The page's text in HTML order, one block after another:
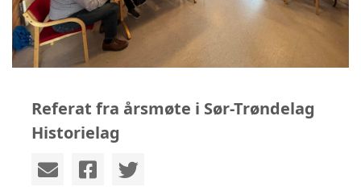
Referat fra årsmøte i Sør-Trøndelag
Historielag